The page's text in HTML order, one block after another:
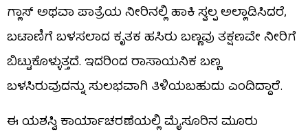
ಗ್ಲಾಸ್ ಅಥವಾ ಪಾತ್ರೆಯ ನೀರಿನಲ್ಲಿ ಹಾಕಿ ಸ್ವಲ್ಪ ಅಲ್ಲಾಡಿಸಿದರೆ,
ಬಟಾಣಿಗೆ ಬಳಸಲಾದ ಕೃತಕ ಹಸಿರು ಬಣ್ಣವು ತಕ್ಷಣವೇ ನೀರಿಗೆ
ಬಿಟ್ಟುಕೊಳ್ಳುತ್ತದೆ. ಇದರಿಂದ ರಾಸಾಯನಿಕ ಬಣ್ಣ
ಬಳಸಿರುವುದನ್ನು ಸುಲಭವಾಗಿ ತಿಳಿಯಬಹುದು ಎಂದಿದ್ದಾರೆ.
ಈ ಯಶಸ್ವಿ ಕಾರ್ಯಾಚರಣೆಯಲ್ಲಿ ಮೈಸೂರಿನ ಮೂರು